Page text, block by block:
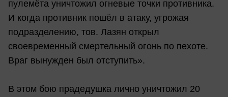
пулемёта уничтожил огневые точки противника.
И когда противник пошёл в атаку, угрожая
подразделению, тов. Лазян открыл
своевременный смертельный огонь по пехоте.
Враг вынужден был отступить».
В этом бою прадедушка лично уничтожил 20